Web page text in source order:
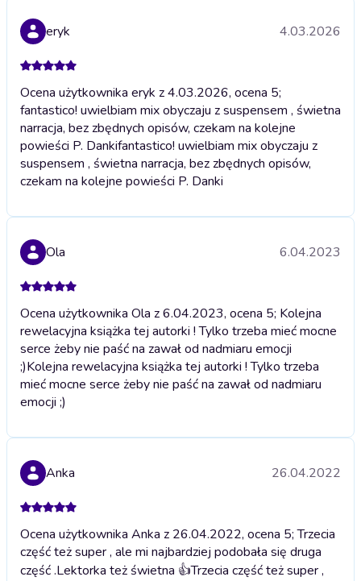
eryk 4.03.2026
Ocena użytkownika eryk z 4.03.2026, ocena 5;
fantastico! uwielbiam mix obyczaju z suspensem , świetna
narracja, bez zbędnych opisów, czekam na kolejne
powieści P. Dankifantastico! uwielbiam mix obyczaju z
suspensem , świetna narracja, bez zbędnych opisów,
czekam na kolejne powieści P. Danki
Ola 6.04.2023
Ocena użytkownika Ola z 6.04.2023, ocena 5; Kolejna
rewelacyjna książka tej autorki ! Tylko trzeba mieć mocne
serce żeby nie paść na zawał od nadmiaru emocji
;)Kolejna rewelacyjna książka tej autorki ! Tylko trzeba
mieć mocne serce żeby nie paść na zawał od nadmiaru
emocji ;)
Anka 26.04.2022
Ocena użytkownika Anka z 26.04.2022, ocena 5; Trzecia
część też super , ale mi najbardziej podobała się druga
część .Lektorka też świetna 👍Trzecia część też super ,